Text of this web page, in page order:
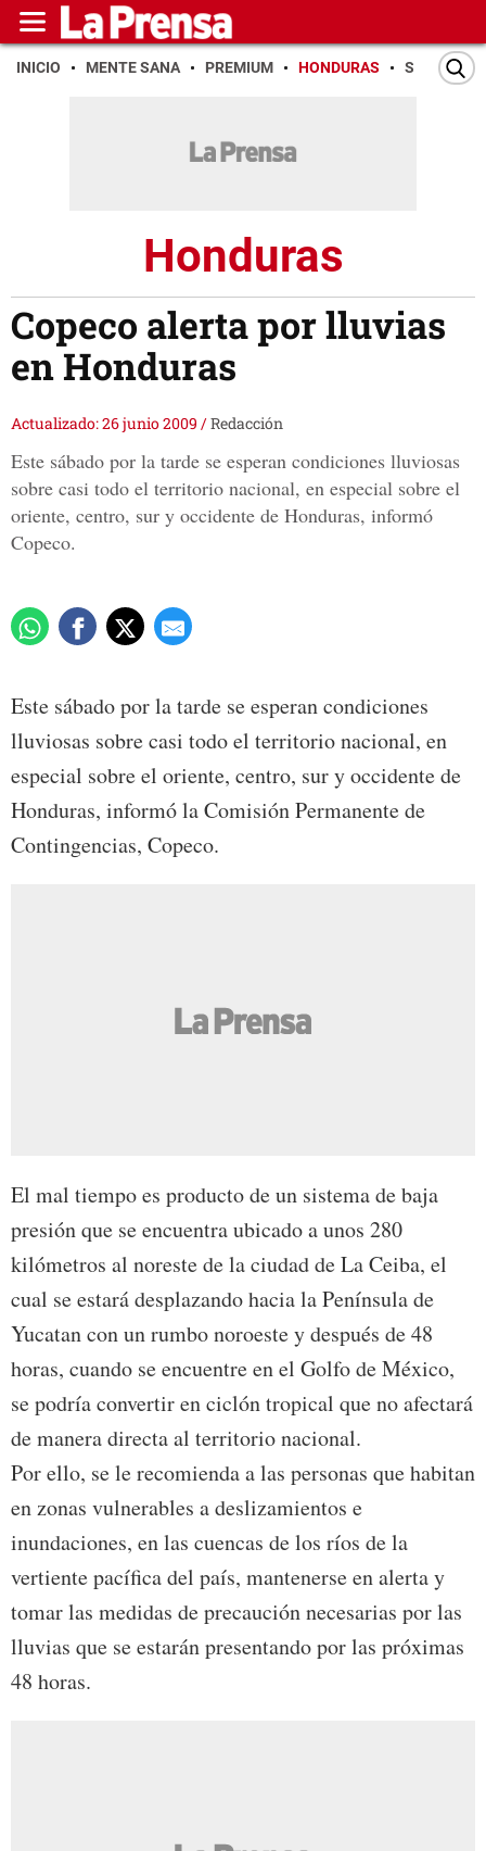
INICIO MENTE SANA PREMIUM HONDURAS SAN PEDRO
Honduras
Copeco alerta por lluvias
en Honduras
Actualizado: 26 junio 2009 /Redacción
Este sábado por la tarde se esperan condiciones lluviosas
sobre casi todo el territorio nacional, en especial sobre el
oriente, centro, sur y occidente de Honduras, informó
Copeco.
Este sábado por la tarde se esperan condiciones
lluviosas sobre casi todo el territorio nacional, en
especial sobre el oriente, centro, sur y occidente de
Honduras, informó la Comisión Permanente de
Contingencias, Copeco.
El mal tiempo es producto de un sistema de baja
presión que se encuentra ubicado a unos 280
kilómetros al noreste de la ciudad de La Ceiba, el
cual se estará desplazando hacia la Península de
Yucatan con un rumbo noroeste y después de 48
horas, cuando se encuentre en el Golfo de México,
se podría convertir en ciclón tropical que no afectará
de manera directa al territorio nacional.
Por ello, se le recomienda a las personas que habitan
en zonas vulnerables a deslizamientos e
inundaciones, en las cuencas de los ríos de la
vertiente pacífica del país, mantenerse en alerta y
tomar las medidas de precaución necesarias por las
lluvias que se estarán presentando por las próximas
48 horas.